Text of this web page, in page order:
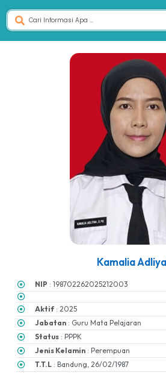
Kamalia
NIP : 198702262025212003
Aktif : 2025
Jabatan : Guru Mata Pelajaran
Status : PPPK
Jenis Kelamin : Perempuan
T.T.L : Bandung, 26/02/1987